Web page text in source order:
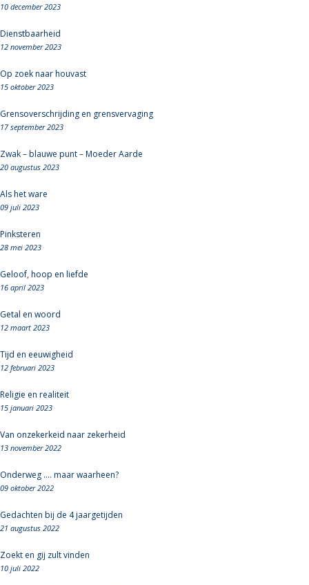
10 december 2023
Dienstbaarheid
12 november 2023
Op zoek naar houvast
15 oktober 2023
Grensoverschrijding en grensvervaging
17 september 2023
Zwak – blauwe punt – Moeder Aarde
20 augustus 2023
Als het ware
09 juli 2023
Pinksteren
28 mei 2023
Geloof, hoop en liefde
16 april 2023
Getal en woord
12 maart 2023
Tijd en eeuwigheid
12 februari 2023
Religie en realiteit
15 januari 2023
Van onzekerkeid naar zekerheid
13 november 2022
Onderweg .... maar waarheen?
09 oktober 2022
Gedachten bij de 4 jaargetijden
21 augustus 2022
Zoekt en gij zult vinden
10 juli 2022